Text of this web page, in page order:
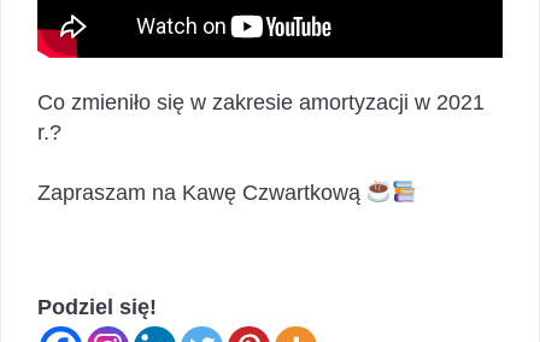
Co zmieniło się w zakresie amortyzacji w 2021
r.?
Zapraszam na Kawę Czwartkową
Podziel się!